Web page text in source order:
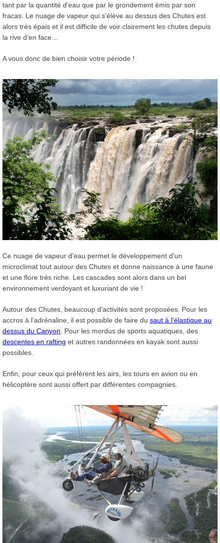
tant par la quantité d’eau que par le grondement émis par son
fracas. Le nuage de vapeur qui s’élève au dessus des Chutes est
alors très épais et il est difficile de voir clairement les chutes depuis
la rive d’en face…
A vous donc de bien choisir votre période !
Ce nuage de vapeur d’eau permet le développement d’un
microclimat tout autour des Chutes et donne naissance à une faune
et une flore très riche. Les cascades sont alors dans un bel
environnement verdoyant et luxuriant de vie !
Autour des Chutes, beaucoup d’activités sont proposées. Pour les
accros à l’adrénaline, il est possible de faire du saut à l’élastique au
dessus du Canyon. Pour les mordus de sports aquatiques, des
descentes en rafting et autres randonnées en kayak sont aussi
possibles.
Enfin, pour ceux qui préfèrent les airs, les tours en avion ou en
hélicoptère sont aussi offert par différentes compagnies.